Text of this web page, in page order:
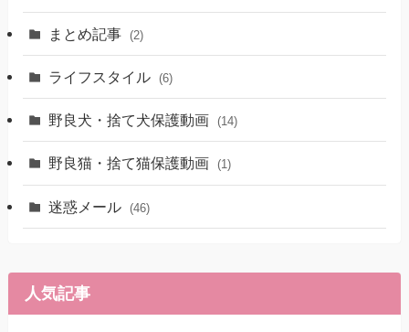
まとめ記事 (2)
ライフスタイル (6)
野良犬・捨て犬保護動画 (14)
野良猫・捨て猫保護動画 (1)
迷惑メール (46)
人気記事